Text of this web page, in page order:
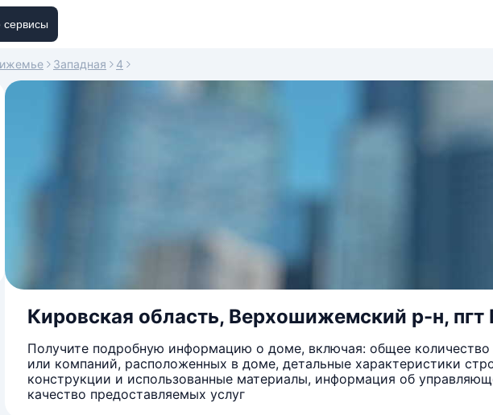
сервисы
Западная 4
Кировская область, Верхошижемский р-н,
Получите подробную информацию о доме, включая: общее количество
или компаний, расположенных в доме, детальные характеристики
конструкции и использованные материалы, информация об
качество предоставляемых услуг